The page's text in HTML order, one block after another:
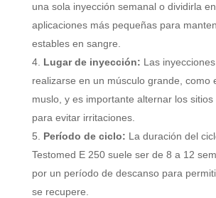
una sola inyección semanal o dividirla
aplicaciones más pequeñas para
estables en sangre.
Lugar de inyección: Las
realizarse en un músculo grande, como
muslo, y es importante alternar los sitios
para evitar irritaciones.
Período de ciclo: La duración del
Testomed E 250 suele ser de 8 a 12
por un período de descanso para
se recupere.